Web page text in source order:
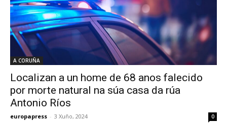
A CORUÑA
Localizan a un home de 68 anos falecido
por morte natural na súa casa da rúa
Antonio Ríos
europapress - 3 Xuño, 2024 0